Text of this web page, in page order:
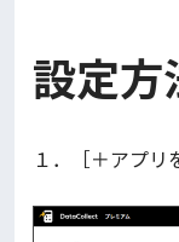
設定方
１．［＋アプリ